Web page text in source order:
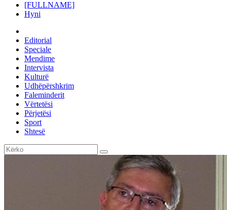
[FULLNAME]
Hyni
Editorial
Speciale
Mendime
Intervista
Kulturë
Udhëpërshkrim
Faleminderit
Vërtetësi
Përjetësi
Sport
Shtesë